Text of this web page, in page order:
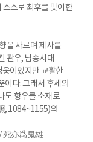
스로 최후를 맞이한
을 사르며 제사를
관우, 남송시대
웅이었지만 교활한
이다. 그래서 후세의
도 항우를 소재로
, 1084~1155)의
死亦爲鬼雄